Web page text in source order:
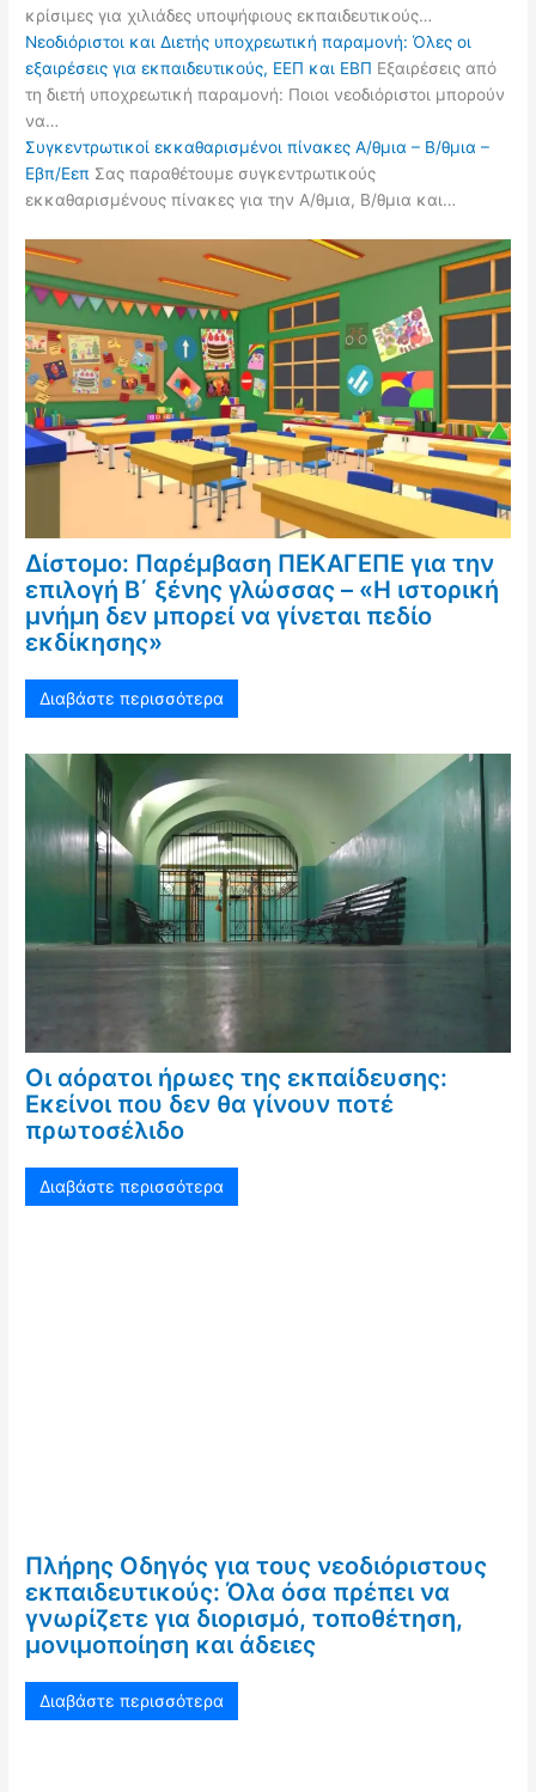
κρίσιμες για χιλιάδες υποψήφιους εκπαιδευτικούς…
Νεοδιόριστοι και Διετής υποχρεωτική παραμονή: Όλες οι
εξαιρέσεις για εκπαιδευτικούς, ΕΕΠ και ΕΒΠ Εξαιρέσεις από
τη διετή υποχρεωτική παραμονή: Ποιοι νεοδιόριστοι μπορούν
να…
Συγκεντρωτικοί εκκαθαρισμένοι πίνακες Α/θμια – Β/θμια –
Εβπ/Εεπ Σας παραθέτουμε συγκεντρωτικούς
εκκαθαρισμένους πίνακες για την Α/θμια, Β/θμια και…
Δίστομο: Παρέμβαση ΠΕΚΑΓΕΠΕ για την
επιλογή Β΄ ξένης γλώσσας – «Η ιστορική
μνήμη δεν μπορεί να γίνεται πεδίο
εκδίκησης»
Διαβάστε περισσότερα
Οι αόρατοι ήρωες της εκπαίδευσης:
Εκείνοι που δεν θα γίνουν ποτέ
πρωτοσέλιδο
Διαβάστε περισσότερα
Πλήρης Οδηγός για τους νεοδιόριστους
εκπαιδευτικούς: Όλα όσα πρέπει να
γνωρίζετε για διορισμό, τοποθέτηση,
μονιμοποίηση και άδειες
Διαβάστε περισσότερα